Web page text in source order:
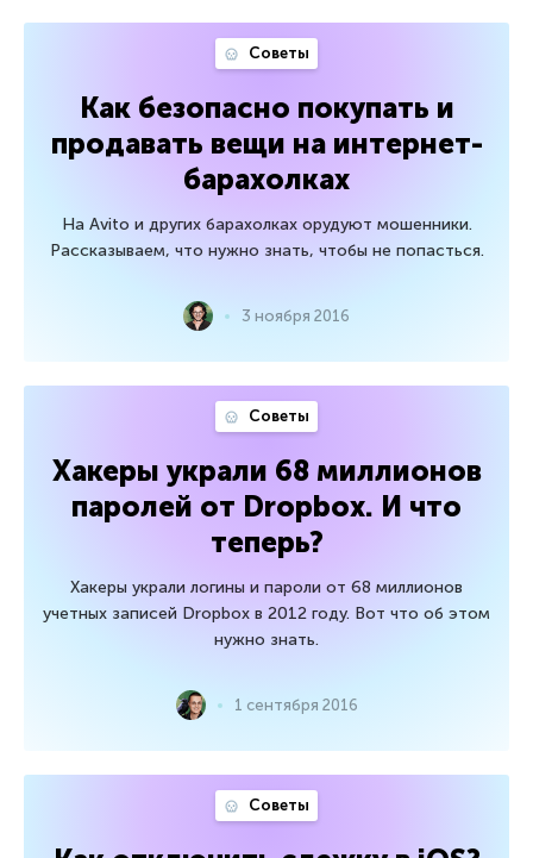
Советы
Как безопасно покупать и
продавать вещи на интернет-
барахолках
На Avito и других барахолках орудуют мошенники.
Рассказываем, что нужно знать, чтобы не попасться.
3 ноября 2016
Советы
Хакеры украли 68 миллионов
паролей от Dropbox. И что
теперь?
Хакеры украли логины и пароли от 68 миллионов
учетных записей Dropbox в 2012 году. Вот что об этом
нужно знать.
1 сентября 2016
Советы